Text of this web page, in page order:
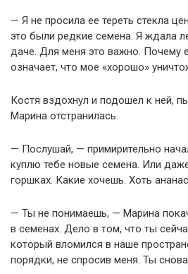
— Я не просила ее тереть стекла
это были редкие семена. Я ждала
даче. Для меня это важно. Почему
означает, что мое «хорошо»
Костя вздохнул и подошел к ней,
Марина отстранилась.
— Послушай, — примирительно
куплю тебе новые семена. Или
горшках. Какие хочешь. Хоть
— Ты не понимаешь, — Марина
в семенах. Дело в том, что ты
который вломился в наше
порядки, не спросив меня. Ты